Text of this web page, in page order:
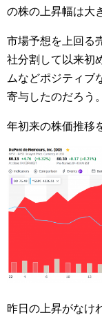
の株の上昇幅は大
市場予想を上回る
社分割して以来初
ムなどポジティブ
寄与したのだろう。
年初来の株価推移
昨日の上昇がなけ